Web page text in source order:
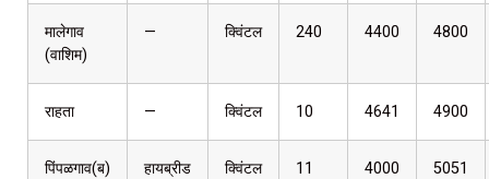
मालेगाव
(वाशिम)
— क्विंटल 240 4400 4800
राहता — क्विंटल 10 4641 4900
पिंपळगाव(ब)
हायब्रीड क्विंटल 11 4000 5051